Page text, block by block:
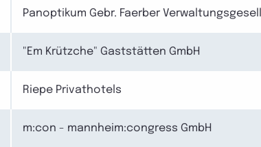
Panoptikum Gebr. Faerber
"Em Krützche" Gaststätten GmbH
Riepe Privathotels
m:con - mannheim:congress GmbH